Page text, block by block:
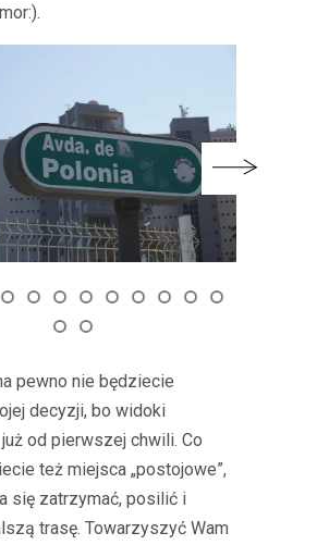
pewno nie będziecie
decyzji, bo widoki
od pierwszej chwili. Co
też miejsca „postojowe”,
się zatrzymać, posilić i
trasę. Towarzyszyć Wam